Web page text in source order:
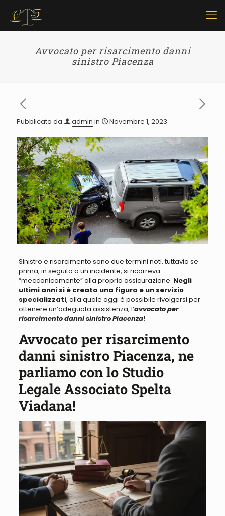
Avvocato per risarcimento danni
sinistro Piacenza
Pubblicato da admin in Novembre 1, 2023
Sinistro e risarcimento sono due termini noti, tuttavia se
prima, in seguito a un incidente, si ricorreva
“meccanicamente” alla propria assicurazione. Negli
ultimi anni si è creata una figura e un servizio
specializzati, alla quale oggi è possibile rivolgersi per
ottenere un’adeguata assistenza, l’avvocato per
risarcimento danni sinistro Piacenza!
Avvocato per risarcimento
danni sinistro Piacenza, ne
parliamo con lo Studio
Legale Associato Spelta
Viadana!